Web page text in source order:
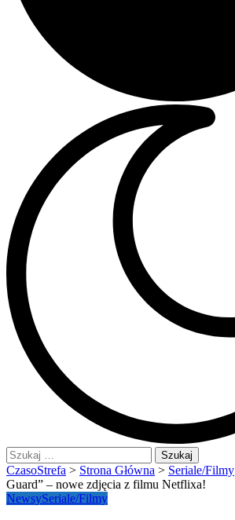
Szukaj:
CzasoStrefa > Strona Główna > Seriale/Filmy
Guard” – nowe zdjęcia z filmu Netflixa!
NewsySeriale/Filmy